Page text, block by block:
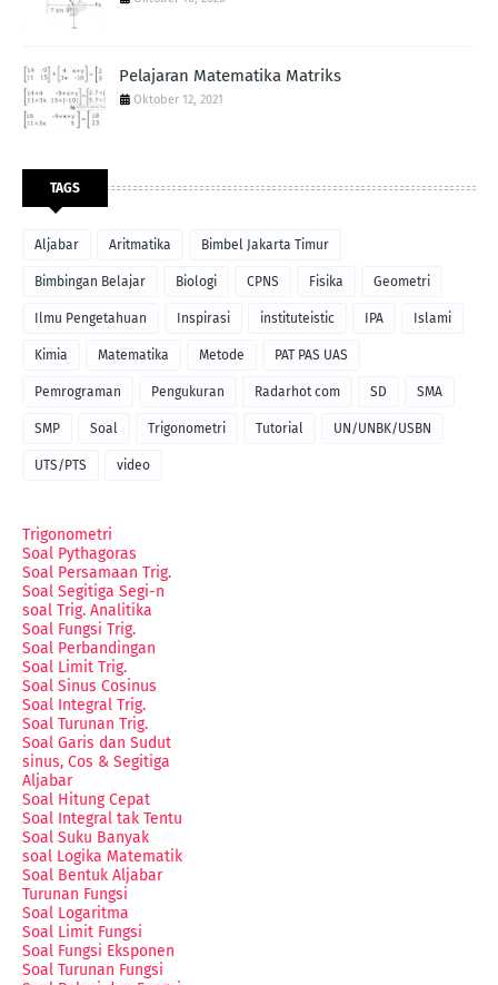
Pelajaran Matematika Matriks
Oktober 12, 2021
TAGS
Aljabar Aritmatika Bimbel Jakarta Timur
Bimbingan Belajar Biologi CPNS Fisika Geometri
Ilmu Pengetahuan Inspirasi instituteistic IPA Islami
Kimia Matematika Metode PAT PAS UAS
Pemrograman Pengukuran Radarhot com SD SMA
SMP Soal Trigonometri Tutorial UN/UNBK/USBN
UTS/PTS video
Trigonometri
Soal Pythagoras
Soal Persamaan Trig.
Soal Segitiga Segi-n
soal Trig. Analitika
Soal Fungsi Trig.
Soal Perbandingan
Soal Limit Trig.
Soal Sinus Cosinus
Soal Integral Trig.
Soal Turunan Trig.
Soal Garis dan Sudut
sinus, Cos & Segitiga
Aljabar
Soal Hitung Cepat
Soal Integral tak Tentu
Soal Suku Banyak
soal Logika Matematik
Soal Bentuk Aljabar
Turunan Fungsi
Soal Logaritma
Soal Limit Fungsi
Soal Fungsi Eksponen
Soal Turunan Fungsi